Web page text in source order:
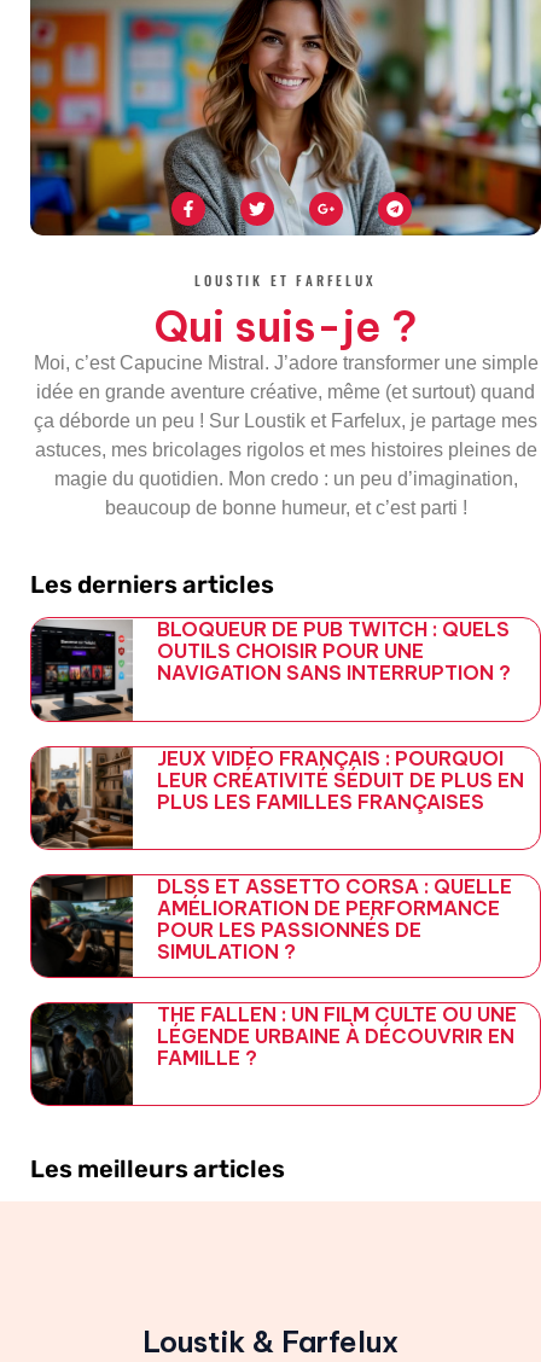
F
a
c
e
o
-
f
T
w
i
t
r
G
o
o
g
-
u
-
g
T
e
l
e
LOUSTIK ET FARFELUX
Qui suis-je ?
Moi, c’est Capucine Mistral. J’adore transformer une simple
idée en grande aventure créative, même (et surtout) quand
ça déborde un peu ! Sur Loustik et Farfelux, je partage mes
astuces, mes bricolages rigolos et mes histoires pleines de
magie du quotidien. Mon credo : un peu d’imagination,
beaucoup de bonne humeur, et c’est parti !
Les derniers articles
BLOQUEUR DE PUB TWITCH : QUELS
OUTILS CHOISIR POUR UNE
NAVIGATION SANS INTERRUPTION ?
JEUX VIDÉO FRANÇAIS : POURQUOI
LEUR CRÉATIVITÉ SÉDUIT DE PLUS EN
PLUS LES FAMILLES FRANÇAISES
DLSS ET ASSETTO CORSA : QUELLE
AMÉLIORATION DE PERFORMANCE
POUR LES PASSIONNÉS DE
SIMULATION ?
THE FALLEN : UN FILM CULTE OU UNE
LÉGENDE URBAINE À DÉCOUVRIR EN
FAMILLE ?
Les meilleurs articles
Loustik & Farfelux